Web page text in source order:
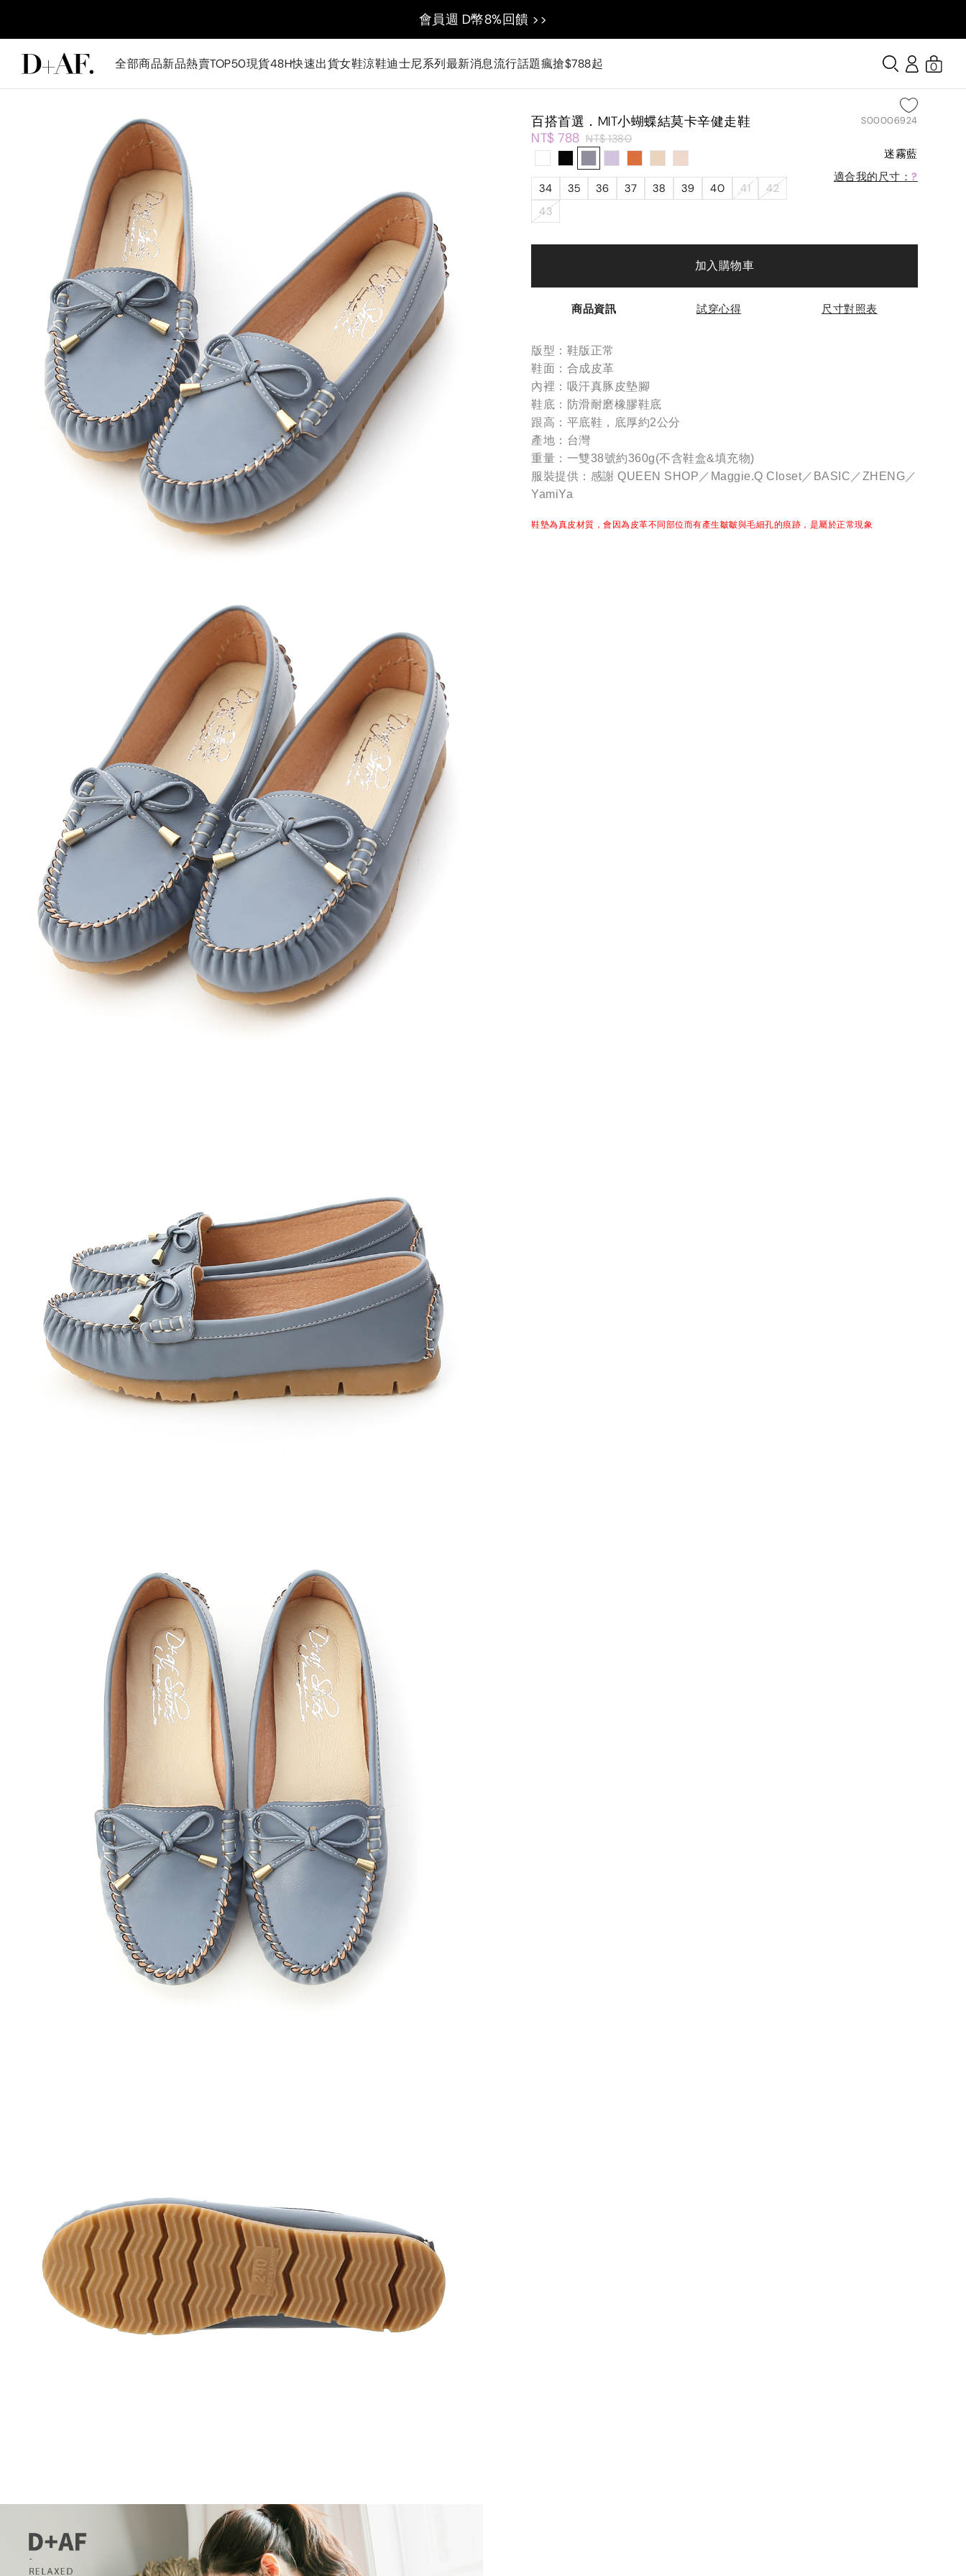
會員週 D幣8%回饋 >>
全部商品新品熱賣TOP50現貨48H快速出貨女鞋涼鞋迪士尼系列最新消息流行話題瘋搶$788起 0
百搭首選．MIT小蝴蝶結莫卡辛健走鞋 S00006924
NT$ 788 NT$ 1380
迷霧藍
34 35 36 37 38 39 40 41
42
43
適合我的尺寸：?
加入購物車
商品資訊 試穿心得 尺寸對照表
版型：鞋版正常
鞋面：合成皮革
內裡：吸汗真豚皮墊腳
鞋底：防滑耐磨橡膠鞋底
跟高：平底鞋，底厚約2公分
產地：台灣
重量：一雙38號約360g(不含鞋盒&填充物)
服裝提供：感謝 QUEEN SHOP／Maggie.Q Closet／BASIC／ZHENG／
YamiYa
鞋墊為真皮材質，會因為皮革不同部位而有產生皺皺與毛細孔的痕跡，是屬於正常現象